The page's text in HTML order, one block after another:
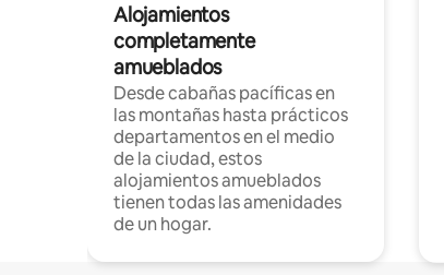
Alojamientos
completamente
amueblados
Desde cabañas pacíficas en
las montañas hasta prácticos
departamentos en el medio
de la ciudad, estos
alojamientos amueblados
tienen todas las amenidades
de un hogar.